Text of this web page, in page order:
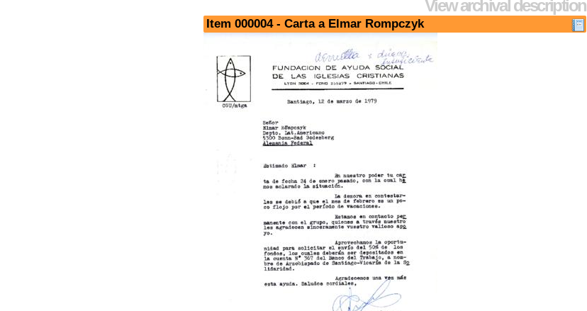
View archival description
Item 000004 - Carta a Elmar Rompczyk